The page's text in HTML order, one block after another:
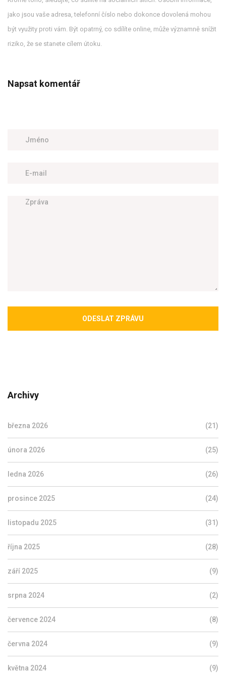
jako jsou vaše adresa, telefonní číslo nebo dokonce dovolená mohou
být využity proti vám. Být opatrný, co sdílíte online, může významně snížit
riziko, že se stanete cílem útoku.
Napsat komentář
ODESLAT ZPRÁVU
Archivy
března 2026 (21)
února 2026 (25)
ledna 2026 (26)
prosince 2025 (24)
listopadu 2025 (31)
října 2025 (28)
září 2025 (9)
srpna 2024 (2)
července 2024 (8)
června 2024 (9)
května 2024 (9)